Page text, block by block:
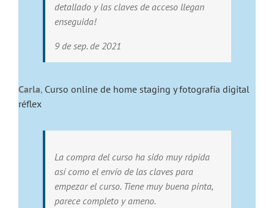
detallado y las claves de acceso llegan
enseguida!
9 de sep. de 2021
Carla, Curso online de home staging y fotografía digital
réflex
La compra del curso ha sido muy rápida
así como el envío de las claves para
empezar el curso. Tiene muy buena pinta,
parece completo y ameno.